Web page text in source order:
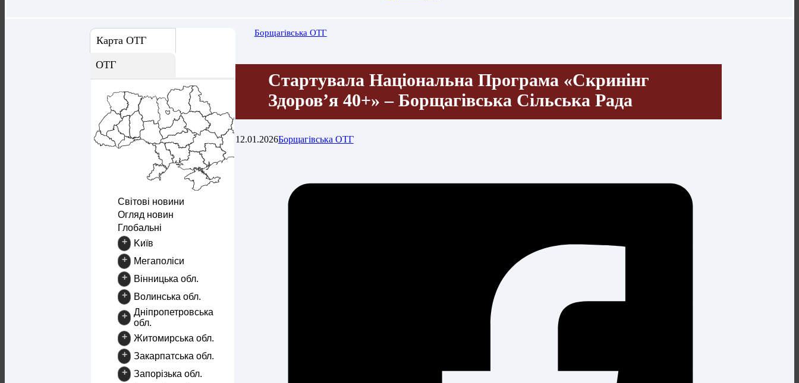
Карта ОТГ
ОТГ
Світові новини
Огляд новин
Глобальні
+
Kиїв
+
Mегаполіси
+
Вінницька обл.
+
Волинська обл.
+
Дніпропетровська
обл.
+
Житомирська обл.
+
Закарпатська обл.
+
Запорізька обл.
Борщагівська ОТГ
Стартувала Національна Програма «Скринінг
Здоров’я 40+» – Борщагівська Сільська Рада
12.01.2026Борщагівська ОТГ